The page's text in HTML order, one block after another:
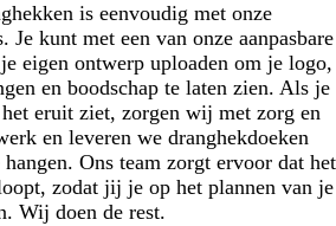
is eenvoudig met onze
kunt met een van onze aanpasbare
eigen ontwerp uploaden om je logo,
en boodschap te laten zien. Als je
eruit ziet, zorgen wij met zorg en
en leveren we dranghekdoeken
Ons team zorgt ervoor dat het
zodat jij je op het plannen van je
Wij doen de rest.